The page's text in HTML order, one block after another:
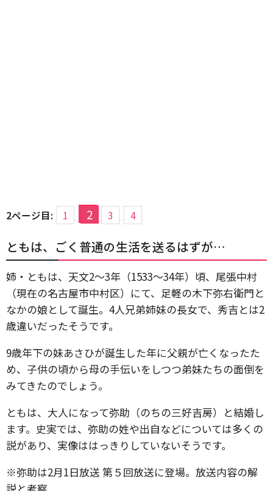
2ページ目: 1 2 3 4
ともは、ごく普通の生活を送るはずが…
姉・ともは、天文2〜3年（1533〜34年）頃、尾張中村
（現在の名古屋市中村区）にて、足軽の木下弥右衛門と
なかの娘として誕生。4人兄弟姉妹の長女で、秀吉とは2
歳違いだったそうです。
9歳年下の妹あさひが誕生した年に父親が亡くなったた
め、子供の頃から母の手伝いをしつつ弟妹たちの面倒を
みてきたのでしょう。
ともは、大人になって弥助（のちの三好吉房）と結婚し
ます。史実では、弥助の姓や出自などについては多くの
説があり、実像ははっきりしていないそうです。
※弥助は2月1日放送 第５回放送に登場。放送内容の解